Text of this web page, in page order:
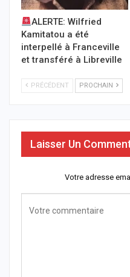
ALERTE: Wilfried
Kamitatou a été
interpellé à Franceville
et transféré à Libreville
PRÉCÉDENT PROCHAIN
Laisser Un
Votre adresse